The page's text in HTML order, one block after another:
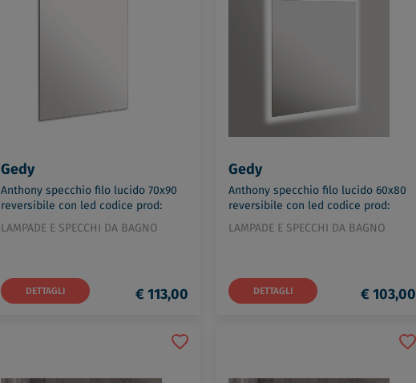
Gedy
Anthony specchio filo lucido 70x90
reversibile con led codice prod:
000034020000000
LAMPADE E SPECCHI DA BAGNO
DETTAGLI € 113,00
Gedy
Anthony specchio filo lucido 60x80
reversibile con led codice prod:
000034010000000
LAMPADE E SPECCHI DA BAGNO
DETTAGLI € 103,00